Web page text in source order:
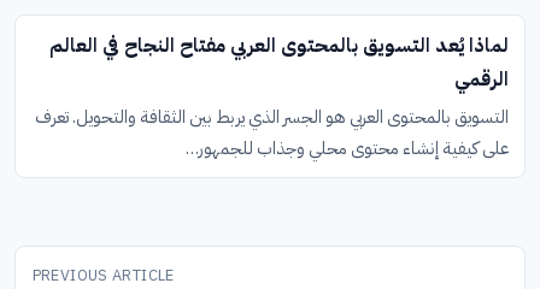
لماذا يُعد التسويق بالمحتوى العربي مفتاح النجاح في العالم
الرقمي
التسويق بالمحتوى العربي هو الجسر الذي يربط بين الثقافة والتحويل. تعرف
على كيفية إنشاء محتوى محلي وجذاب للجمهور…
تصفّح
PREVIOUS ARTICLE